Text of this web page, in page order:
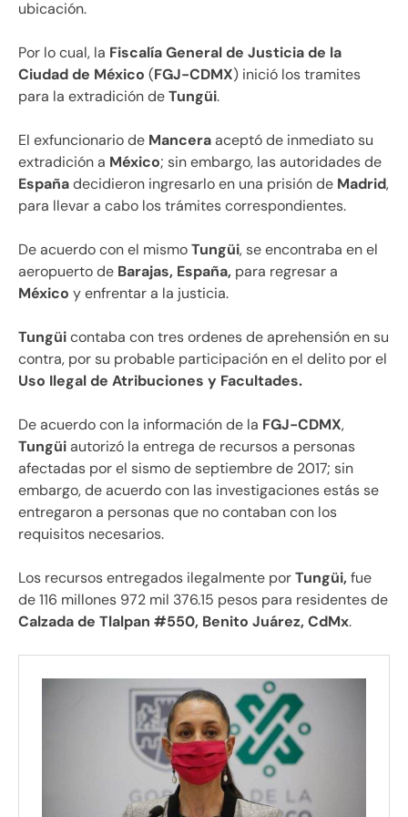
ubicación.
Por lo cual, la Fiscalía General de Justicia de la
Ciudad de México (FGJ-CDMX) inició los tramites
para la extradición deTungüi.
El exfuncionario de Manceraaceptó de inmediato su
extradición a México; sin embargo, las autoridades de
Españadecidieron ingresarlo en una prisión de Madrid,
para llevar a cabo los trámites correspondientes.
De acuerdo con el mismoTungüi, se encontraba en el
aeropuerto de Barajas, España, para regresar a
México y enfrentar a la justicia.
Tungüicontaba con tres ordenes de aprehensión en su
contra, por su probable participación en el delito por el
Uso Ilegal de Atribuciones y Facultades.
De acuerdo con la información de la FGJ-CDMX,
Tungüiautorizó la entrega de recursos a personas
afectadas por el sismo de septiembre de 2017; sin
embargo, de acuerdo con las investigaciones estás se
entregaron a personas que no contaban con los
requisitos necesarios.
Los recursos entregados ilegalmente porTungüi, fue
de 116 millones 972 mil 376.15 pesos para residentes de
Calzada de Tlalpan #550, Benito Juárez, CdMx.